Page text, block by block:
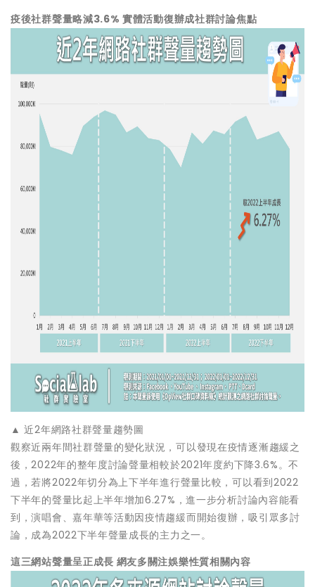
疫後社群聲量略減3.6% 實體活動復辦成社群討論焦點
▲ 近2年網路社群聲量趨勢圖
觀察近兩年間社群聲量的變化狀況，可以發現在疫情逐漸趨緩之
後，2022年的整年度討論聲量相較於2021年度約下降3.6%。不
過，若將2022年切分為上下半年進行聲量比較，可以看到2022
下半年的聲量比起上半年增加6.27%，進一步分析討論內容能看
到，演唱會、嘉年華等活動因疫情趨緩而開始復辦，吸引眾多討
論，成為2022下半年聲量成長的主力之一。
這三網站聲量呈正成長 網友多關注娛樂性質相關內容